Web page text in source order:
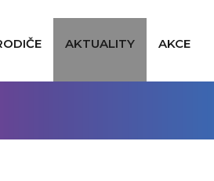
AKTUALITY AKCE